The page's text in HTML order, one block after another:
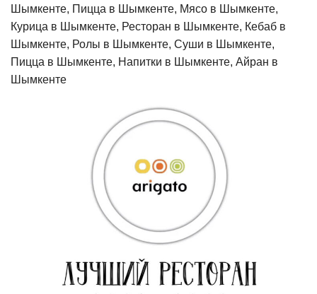
Шымкенте, Пицца в Шымкенте, Мясо в Шымкенте,
Курица в Шымкенте, Ресторан в Шымкенте, Кебаб в
Шымкенте, Ролы в Шымкенте, Суши в Шымкенте,
Пицца в Шымкенте, Напитки в Шымкенте, Айран в
Шымкенте